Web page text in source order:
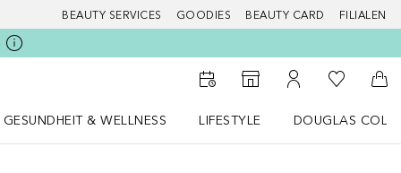
BEAUTY SERVICES GOODIES BEAUTY CARD FILIALEN
Zum Storefinder
Zu Meinem
Zu Meiner
GESUNDHEIT & WELLNESS
LIFESTYLE
DOUGLAS